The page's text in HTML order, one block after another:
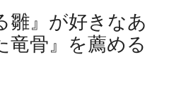
雛』が好きなあ
竜骨』を薦める